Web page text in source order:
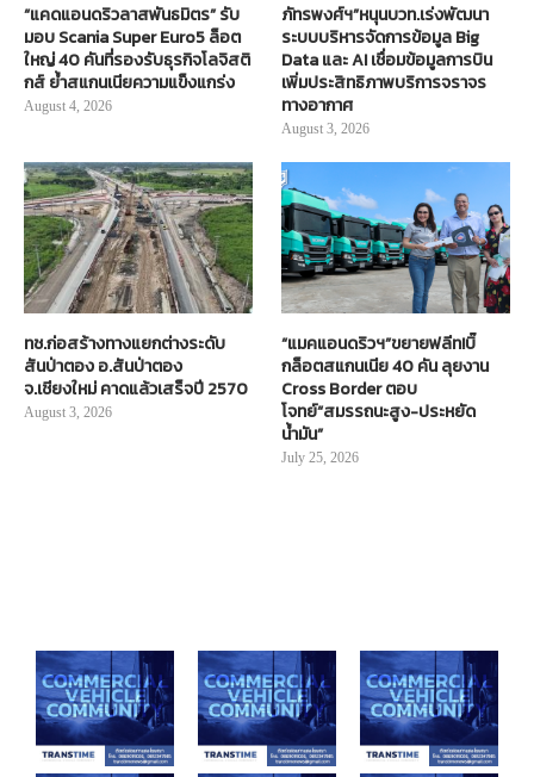
“แคดแอนดริวลาสพันธมิตร” รับ
มอบ Scania Super Euro5 ล็อต
ใหญ่ 40 คันที่รองรับธุรกิจโลจิสติ
กส์ ย้ำสแกนเนียความแข็งแกร่ง
August 4, 2026
ภัทรพงศ์ฯ”หนุนบวท.เร่งพัฒนา
ระบบบริหารจัดการข้อมูล Big
Data และ AI เชื่อมข้อมูลการบิน
เพิ่มประสิทธิภาพบริการจราจร
ทางอากาศ
August 3, 2026
ทช.ก่อสร้างทางแยกต่างระดับ
สันป่าตอง อ.สันป่าตอง
จ.เชียงใหม่ คาดแล้วเสร็จปี 2570
August 3, 2026
“แมคแอนดริวฯ”ขยายฟลีท!บิ๊
กล็อตสแกนเนีย 40 คัน ลุยงาน
Cross Border ตอบ
โจทย์“สมรรถนะสูง-ประหยัด
น้ำมัน”
July 25, 2026